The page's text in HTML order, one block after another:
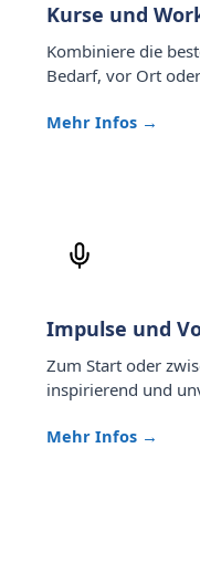
Kurse und
Kombiniere die
Bedarf, vor Ort
Mehr Infos →
Impulse und
Zum Start oder
inspirierend und
Mehr Infos →